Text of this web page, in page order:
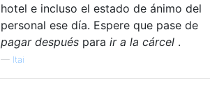
hotel e incluso el estado de ánimo del
personal ese día. Espere que pase de
pagar después para ir a la cárcel .
— Itai